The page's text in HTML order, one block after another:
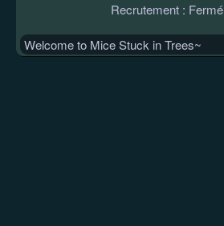
Recrutement : Fermé
Welcome to Mice Stuck in Trees~